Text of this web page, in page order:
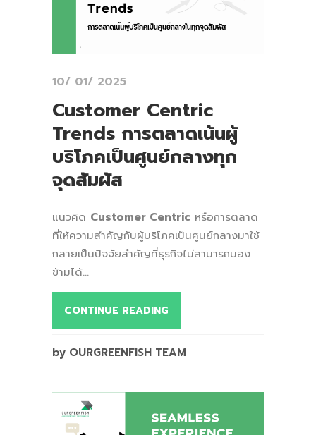
10/ 01/ 2025
Customer Centric
Trends การตลาดเน้นผู้
บริโภคเป็นศูนย์กลางทุก
จุดสัมผัส
แนวคิด Customer Centric หรือการตลาด
ที่ให้ความสำคัญกับผู้บริโภคเป็นศูนย์กลางมาใช้
กลายเป็นปัจจัยสำคัญที่ธุรกิจไม่สามารถมอง
ข้ามได้...
CONTINUE READING
by OURGREENFISH TEAM